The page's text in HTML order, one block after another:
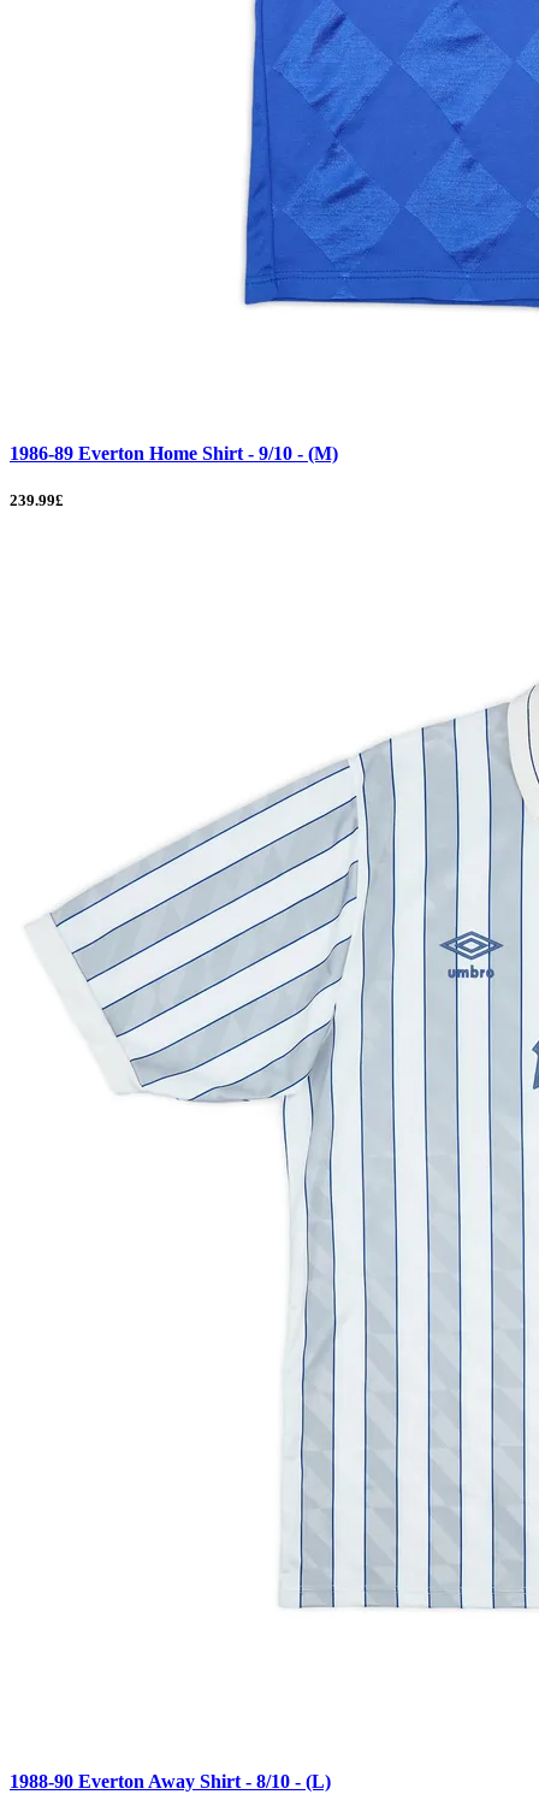
1986-89 Everton Home Shirt - 9/10 - (M)
239.99£
1988-90 Everton Away Shirt - 8/10 - (L)